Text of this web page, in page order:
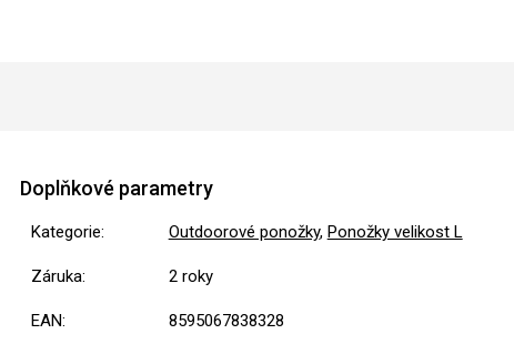
Doplňkové parametry
Kategorie: Outdoorové ponožky, Ponožky velikost L
Záruka: 2 roky
EAN: 8595067838328